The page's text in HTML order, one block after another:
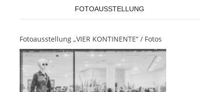
FOTOAUSSTELLUNG
Fotoausstellung „VIER KONTINENTE“ / Fotos